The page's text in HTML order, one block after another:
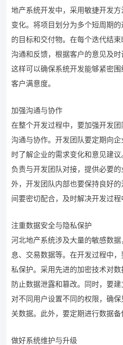
地产系统开发中，采用敏捷开发方
变化。将项目划分为多个短周期
的目标和交付物。在每个迭代结
沟通和反馈，根据客户的意见及时
这样可以确保系统开发能够紧密
客户满意度。
加强沟通与协作
在整个开发过程中，要加强开发
沟通与协作。开发团队要定期向
时了解企业的需求变化和意见建
负责与开发团队对接，提供必要
外，开发团队内部也要保持良好
间要密切配合，及时解决开发过程
注重数据安全与隐私保护
河北地产系统涉及大量的敏感数
息、交易数据等。在开发过程中
私保护。采用先进的加密技术对数
防止数据泄露和篡改。同时，要建
对不同用户设置不同的权限，确
关数据。此外，要定期进行数据备
做好系统维护与升级